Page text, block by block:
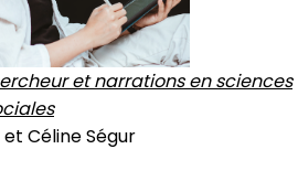
et narrations en sciences
Céline Ségur